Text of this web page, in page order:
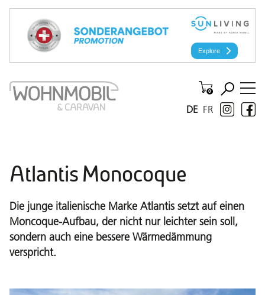
FR
DE
Atlantis Monocoque
Die junge italienische Marke Atlantis setzt auf einen
Moncoque-Aufbau, der nicht nur leichter sein soll,
sondern auch eine bessere Wärmedämmung
verspricht.